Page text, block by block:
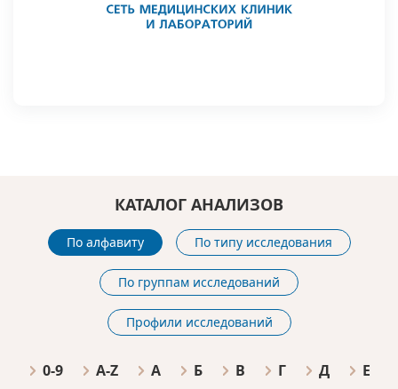
КАТАЛОГ АНАЛИЗОВ
По алфавиту По типу исследования
По группам исследований
Профили исследований
0-9 A-Z А Б В Г Д
Е